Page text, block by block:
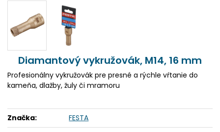
Diamantový vykružovák, M14, 16 mm
Profesionálny vykružovák pre presné a rýchle vŕtanie do
kameňa, dlažby, žuly či mramoru
Značka:
FESTA